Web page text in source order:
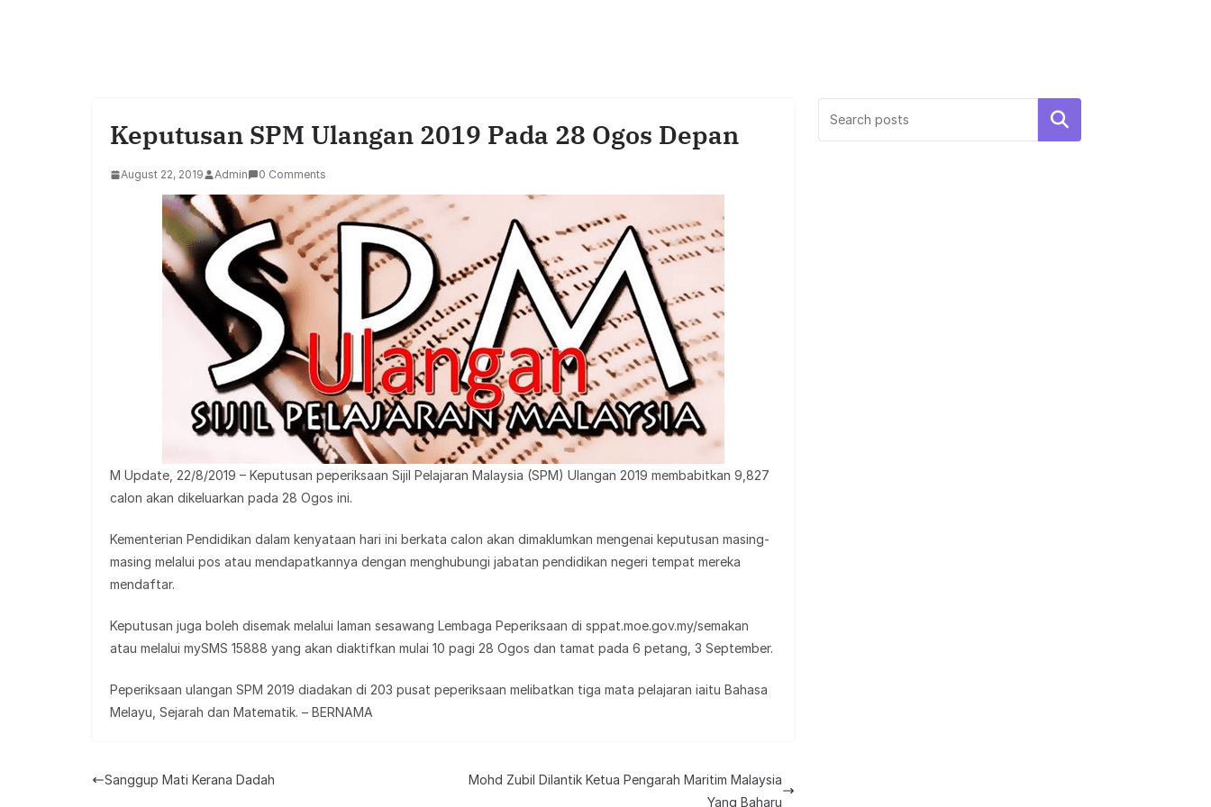
Keputusan SPM Ulangan 2019 Pada 28 Ogos Depan
August 22, 2019 Admin 0 Comments
M Update, 22/8/2019 – Keputusan peperiksaan Sijil Pelajaran Malaysia (SPM) Ulangan 2019 membabitkan 9,827
calon akan dikeluarkan pada 28 Ogos ini.
Kementerian Pendidikan dalam kenyataan hari ini berkata calon akan dimaklumkan mengenai keputusan masing-
masing melalui pos atau mendapatkannya dengan menghubungi jabatan pendidikan negeri tempat mereka
mendaftar.
Keputusan juga boleh disemak melalui laman sesawang Lembaga Peperiksaan di sppat.moe.gov.my/semakan
atau melalui mySMS 15888 yang akan diaktifkan mulai 10 pagi 28 Ogos dan tamat pada 6 petang, 3 September.
Peperiksaan ulangan SPM 2019 diadakan di 203 pusat peperiksaan melibatkan tiga mata pelajaran iaitu Bahasa
Melayu, Sejarah dan Matematik. – BERNAMA
Sanggup Mati Kerana Dadah
Mohd Zubil Dilantik Ketua Pengarah Maritim Malaysia
Yang Baharu
Search